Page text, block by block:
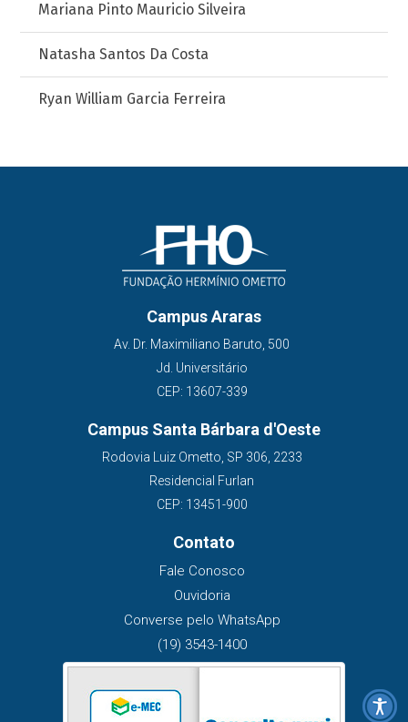
Mariana Pinto Mauricio Silveira
Natasha Santos Da Costa
Ryan William Garcia Ferreira
Campus Araras
Av. Dr. Maximiliano Baruto, 500
Jd. Universitário
CEP: 13607-339
Campus Santa Bárbara d'Oeste
Rodovia Luiz Ometto, SP 306, 2233
Residencial Furlan
CEP: 13451-900
Contato
Fale Conosco
Ouvidoria
Converse pelo WhatsApp
(19) 3543-1400